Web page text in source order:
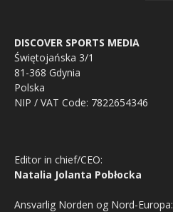
DISCOVER SPORTS MEDIA
Świętojańska 3/1
81-368 Gdynia
Polska
NIP / VAT Code: 7822654346
Editor in chief/CEO:
Natalia Jolanta Pobłocka
Ansvarlig Norden og Nord-Europa: